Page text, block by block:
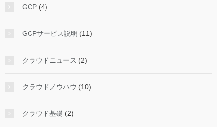
GCP (4)
GCPサービス説明 (11)
クラウドニュース (2)
クラウドノウハウ (10)
クラウド基礎 (2)